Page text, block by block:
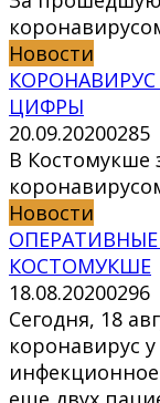
Новости
ЦИФРЫ
20.09.20200285
В
Новости
КОСТОМУКШЕ
18.08.20200296
Сегодня, 18
коронавирус